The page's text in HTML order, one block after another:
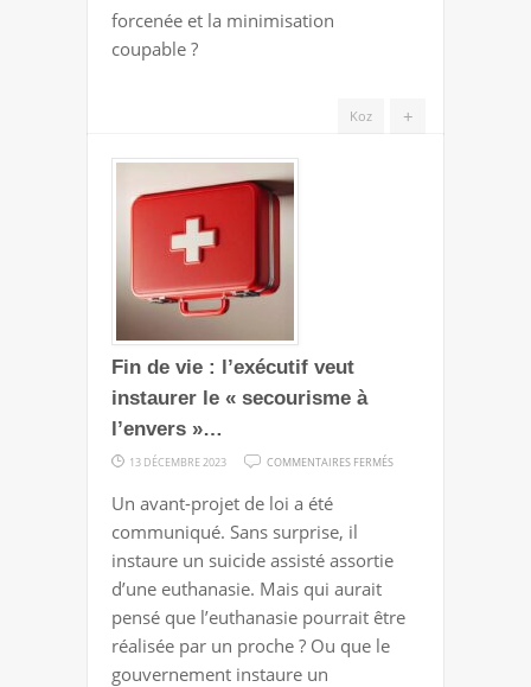
forcenée et la minimisation
coupable ?
+
Koz
Fin de vie : l’exécutif veut
instaurer le « secourisme à
l’envers »…
13 DÉCEMBRE 2023 COMMENTAIRES FERMÉS
:
VEUT
Un avant-projet de loi a été
communiqué. Sans surprise, il
instaure un suicide assisté assortie
d’une euthanasie. Mais qui aurait
pensé que l’euthanasie pourrait être
réalisée par un proche ? Ou que le
gouvernement instaure un